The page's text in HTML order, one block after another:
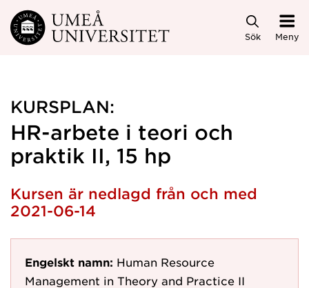
Hoppa direkt till innehållet
Sök Meny
KURSPLAN:
HR-arbete i teori och
praktik II, 15 hp
Kursen är nedlagd från och med
2021-06-14
Engelskt namn: Human Resource
Management in Theory and Practice II